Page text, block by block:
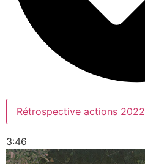
Rétrospective actions 2022
3:46